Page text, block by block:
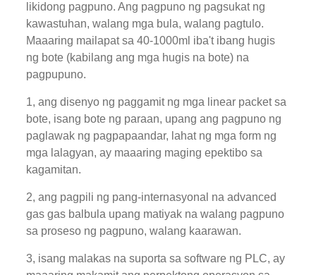
likidong pagpuno. Ang pagpuno ng pagsukat ng
kawastuhan, walang mga bula, walang pagtulo.
Maaaring mailapat sa 40-1000ml iba't ibang hugis
ng bote (kabilang ang mga hugis na bote) na
pagpupuno.
1, ang disenyo ng paggamit ng mga linear packet sa
bote, isang bote ng paraan, upang ang pagpuno ng
paglawak ng pagpapaandar, lahat ng mga form ng
mga lalagyan, ay maaaring maging epektibo sa
kagamitan.
2, ang pagpili ng pang-internasyonal na advanced
gas gas balbula upang matiyak na walang pagpuno
sa proseso ng pagpuno, walang kaarawan.
3, isang malakas na suporta sa software ng PLC, ay